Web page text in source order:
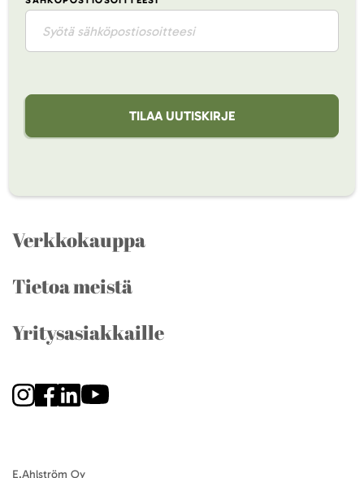
TILAA UUTISKIRJE
Verkkokauppa
Tietoa meistä
Yritysasiakkaille
E.Ahlström Oy